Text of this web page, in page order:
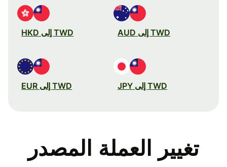
TWD إلى AUD TWD إلى HKD
TWD إلى JPY TWD إلى EUR
تغيير العملة المصدر